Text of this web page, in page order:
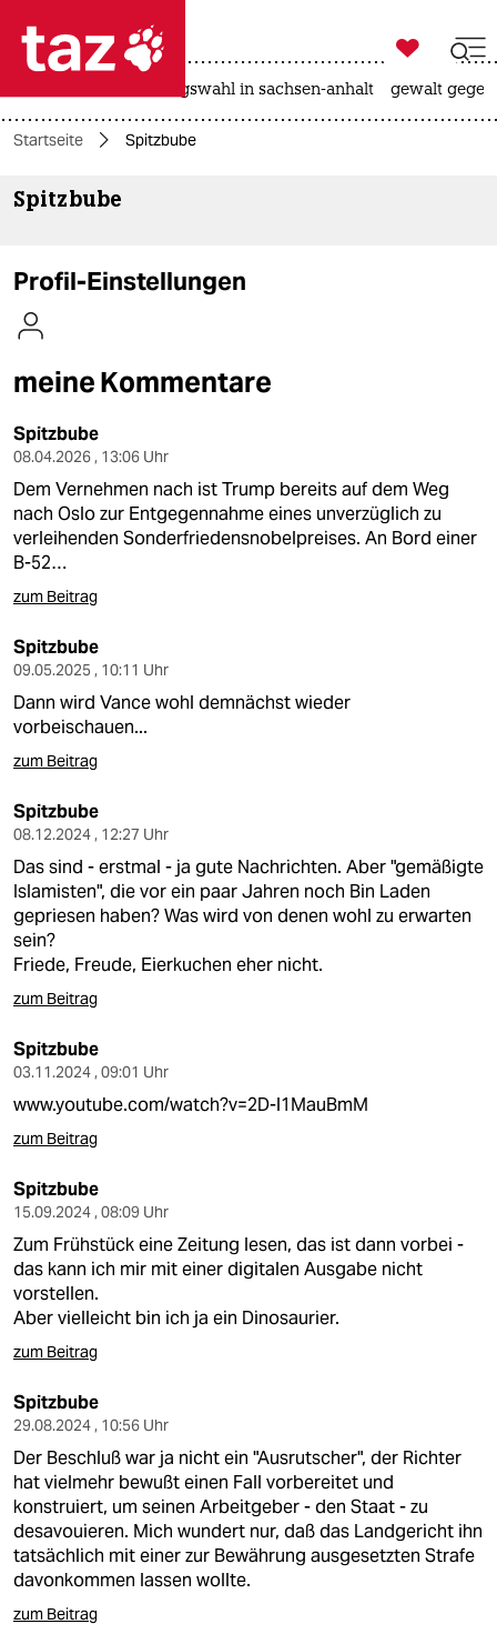
 taz zahl ich
taz zahl ich
themen
kultur
sport
berlin
nord
wahrheit
verlag
verlag
veranstaltungen
fragen & hilfe
unterstützen
abo
genossenschaft
epaper login

taz zahl ich
landtagswahl in sachsen-anhalt gewalt
Startseite Spitzbube
Spitzbube
Profil-Einstellungen
meine Kommentare
Spitzbube
08.04.2026 , 13:06 Uhr
Dem Vernehmen nach ist Trump bereits auf dem Weg
nach Oslo zur Entgegennahme eines unverzüglich zu
verleihenden Sonderfriedensnobelpreises. An Bord einer
B-52…
zum Beitrag
Spitzbube
09.05.2025 , 10:11 Uhr
Dann wird Vance wohl demnächst wieder
vorbeischauen...
zum Beitrag
Spitzbube
08.12.2024 , 12:27 Uhr
Das sind - erstmal - ja gute Nachrichten. Aber "gemäßigte
Islamisten", die vor ein paar Jahren noch Bin Laden
gepriesen haben? Was wird von denen wohl zu erwarten
sein?
Friede, Freude, Eierkuchen eher nicht.
zum Beitrag
Spitzbube
03.11.2024 , 09:01 Uhr
www.youtube.com/watch?v=2D-l1MauBmM
zum Beitrag
Spitzbube
15.09.2024 , 08:09 Uhr
Zum Frühstück eine Zeitung lesen, das ist dann vorbei -
das kann ich mir mit einer digitalen Ausgabe nicht
vorstellen.
Aber vielleicht bin ich ja ein Dinosaurier.
zum Beitrag
Spitzbube
29.08.2024 , 10:56 Uhr
Der Beschluß war ja nicht ein "Ausrutscher", der Richter
hat vielmehr bewußt einen Fall vorbereitet und
konstruiert, um seinen Arbeitgeber - den Staat - zu
desavouieren. Mich wundert nur, daß das Landgericht ihn
tatsächlich mit einer zur Bewährung ausgesetzten Strafe
davonkommen lassen wollte.
zum Beitrag